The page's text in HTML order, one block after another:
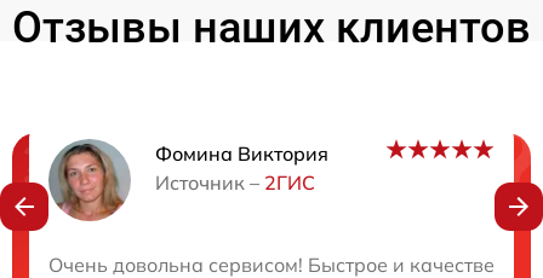
Отзывы наших клиентов
Фомина Виктория
Источник – 2ГИС
Очень довольна сервисом! Быстрое и
Нужна консультация?